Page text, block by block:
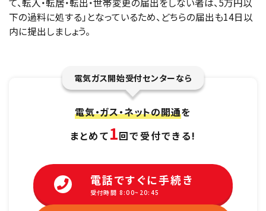
下の過料に処する」となっているため、どちらの届出も14日以
内に提出しましょう。
電気ガス開始受付センターなら
電気・ガス・ネットの開通を
まとめて1回で受付できる!
電話ですぐに手続き
受付時間 8:00~20:45